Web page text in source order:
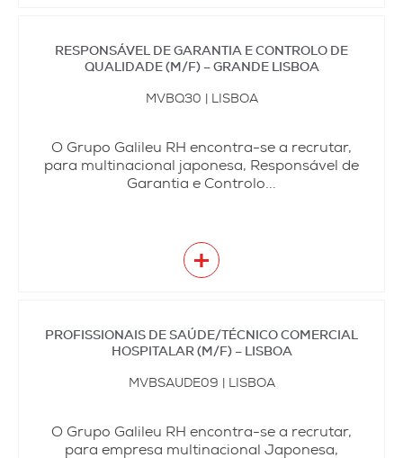
RESPONSÁVEL DE GARANTIA E CONTROLO DE
QUALIDADE (M/F) – GRANDE LISBOA
MVBQ30 | LISBOA
O Grupo Galileu RH encontra-se a recrutar,
para multinacional japonesa, Responsável de
Garantia e Controlo...
+
PROFISSIONAIS DE SAÚDE/TÉCNICO COMERCIAL
HOSPITALAR (M/F) – LISBOA
MVBSAUDE09 | LISBOA
O Grupo Galileu RH encontra-se a recrutar,
para empresa multinacional Japonesa,